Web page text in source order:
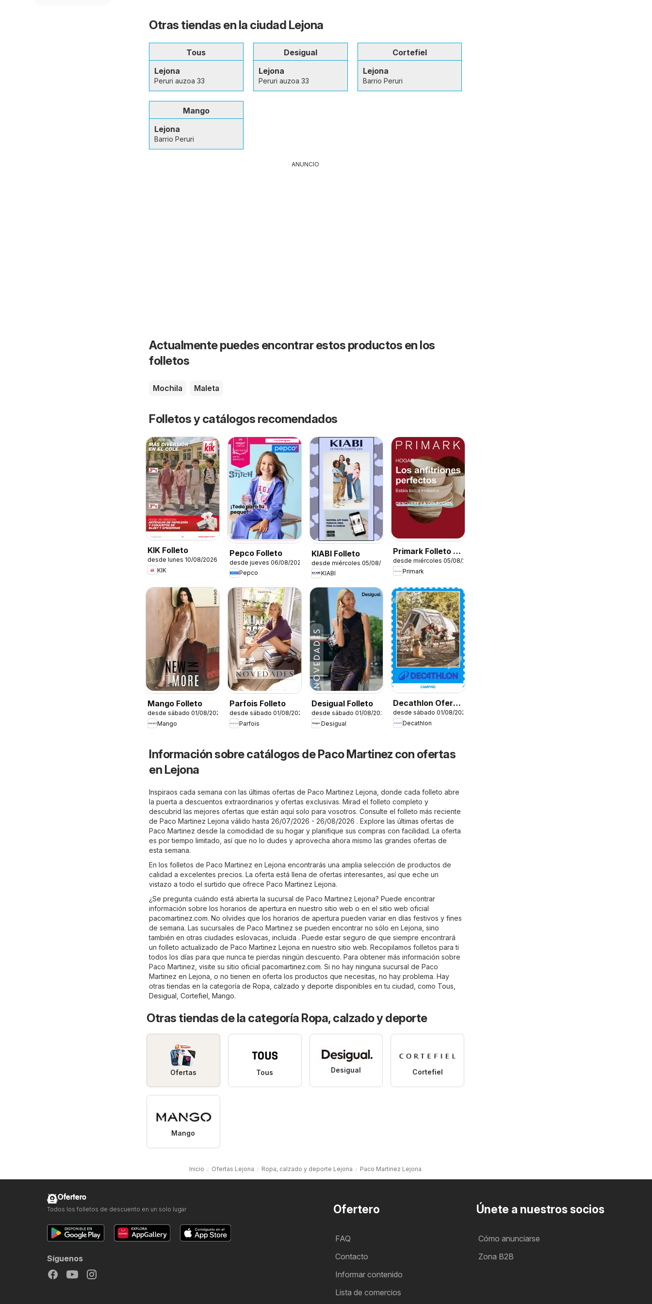
Otras tiendas en la ciudad Lejona
Tous
Lejona
Peruri auzoa 33
Desigual
Lejona
Peruri auzoa 33
Cortefiel
Lejona
Barrio Peruri
Mango
Lejona
Barrio Peruri
ANUNCIO
Actualmente puedes encontrar estos productos en los
folletos
Mochila Maleta
Folletos y catálogos recomendados
KIK Folleto
desde lunes 10/08/2026
KIK
Pepco Folleto
desde jueves 06/08/2026
Pepco
KIABI Folleto
desde miércoles 05/08/2026
KIABI
Primark Folleto -
Hogar
desde miércoles 05/08/2026
Primark
Mango Folleto
desde sábado 01/08/2026
Mango
Parfois Folleto
desde sábado 01/08/2026
Parfois
Desigual Folleto
desde sábado 01/08/2026
Desigual
Decathlon Oferta
estacional
desde sábado 01/08/2026
Decathlon
Información sobre catálogos de Paco Martinez con ofertas
en Lejona
Inspiraos cada semana con las últimas ofertas de Paco Martinez Lejona, donde cada folleto abre
la puerta a descuentos extraordinarios y ofertas exclusivas. Mirad el folleto completo y
descubrid las mejores ofertas que están aquí solo para vosotros. Consulte el folleto más reciente
de Paco Martinez Lejona válido hasta 26/07/2026 - 26/08/2026 . Explore las últimas ofertas de
Paco Martinez desde la comodidad de su hogar y planifique sus compras con facilidad. La oferta
es por tiempo limitado, así que no lo dudes y aprovecha ahora mismo las grandes ofertas de
esta semana.
En los folletos de Paco Martinez en Lejona encontrarás una amplia selección de productos de
calidad a excelentes precios. La oferta está llena de ofertas interesantes, así que eche un
vistazo a todo el surtido que ofrece Paco Martinez Lejona.
¿Se pregunta cuándo está abierta la sucursal de Paco Martinez Lejona? Puede encontrar
información sobre los horarios de apertura en nuestro sitio web o en el sitio web oficial
pacomartinez.com. No olvides que los horarios de apertura pueden variar en días festivos y fines
de semana. Las sucursales de Paco Martinez se pueden encontrar no sólo en Lejona, sino
también en otras ciudades eslovacas, incluida . Puede estar seguro de que siempre encontrará
un folleto actualizado de Paco Martinez Lejona en nuestro sitio web. Recopilamos folletos para ti
todos los días para que nunca te pierdas ningún descuento. Para obtener más información sobre
Paco Martinez, visite su sitio oficial pacomartinez.com. Si no hay ninguna sucursal de Paco
Martinez en Lejona, o no tienen en oferta los productos que necesitas, no hay problema. Hay
otras tiendas en la categoría de Ropa, calzado y deporte disponibles en tu ciudad, como Tous
Desigual Cortefiel Mango.
Otras tiendas de la categoría Ropa, calzado y deporte
Ofertas Tous Desigual Cortefiel
Mango
Inicio Ofertas Lejona Ropa, calzado y deporte Lejona Paco Martinez Lejona
Ofertero
FAQ
Contacto
Informar contenido
Lista de comercios
Únete a nuestros socios
Cómo anunciarse
Zona B2B
Ofertero
Todos los folletos de descuento en un solo lugar
Síguenos